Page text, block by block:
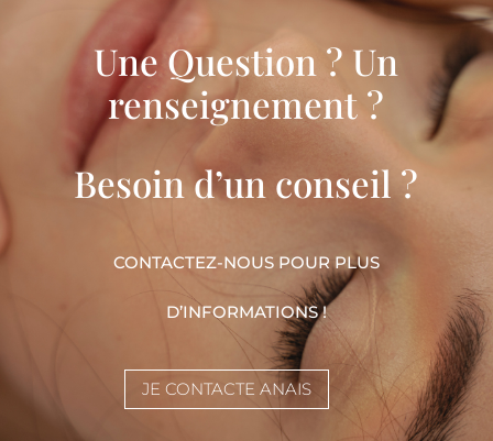
Une Question ? Un
renseignement ?
Besoin d’un conseil ?
CONTACTEZ-NOUS POUR PLUS
D’INFORMATIONS !
JE CONTACTE ANAIS